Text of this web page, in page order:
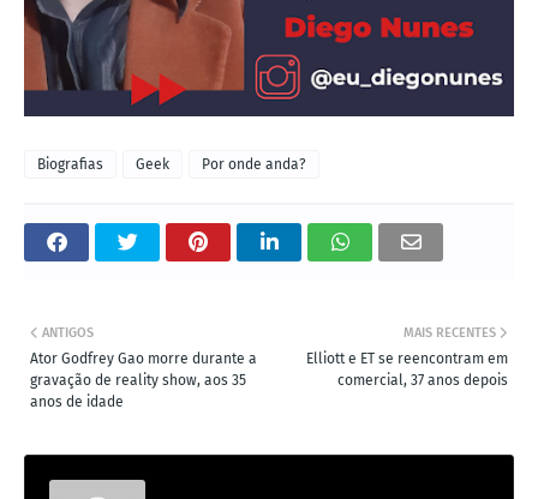
Biografias Geek Por onde anda?
MAIS RECENTES
Elliott e ET se reencontram em
comercial, 37 anos depois
ANTIGOS
Ator Godfrey Gao morre durante a
gravação de reality show, aos 35
anos de idade